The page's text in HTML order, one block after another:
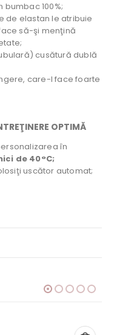
100%;
de elastan le atribuie
să-şi menţină
cusătură dublă
care-l face foarte
OPTIMĂ
în
de 40°C;
uscător automat;